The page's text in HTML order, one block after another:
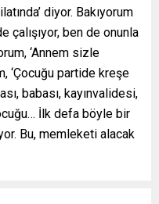
diyor. Bakıyorum
çalışıyor, ben de onunla
‘Annem sizle
‘Çocuğu partide kreşe
babası, kayınvalidesi,
İlk defa böyle bir
Bu, memleketi alacak